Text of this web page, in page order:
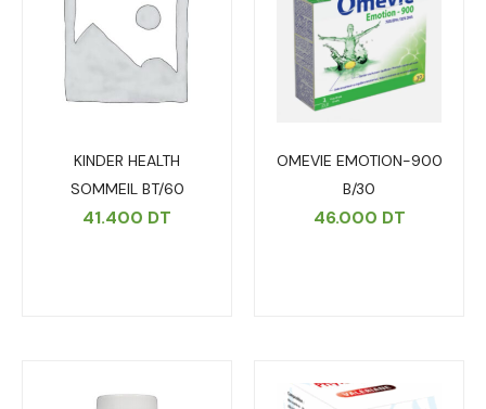
KINDER HEALTH
SOMMEIL BT/60
41.400 DT
OMEVIE EMOTION-900
B/30
46.000 DT